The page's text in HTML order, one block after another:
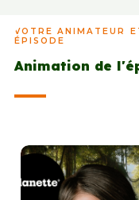
VOTRE ANIMATEUR
ÉPISODE
Animation de